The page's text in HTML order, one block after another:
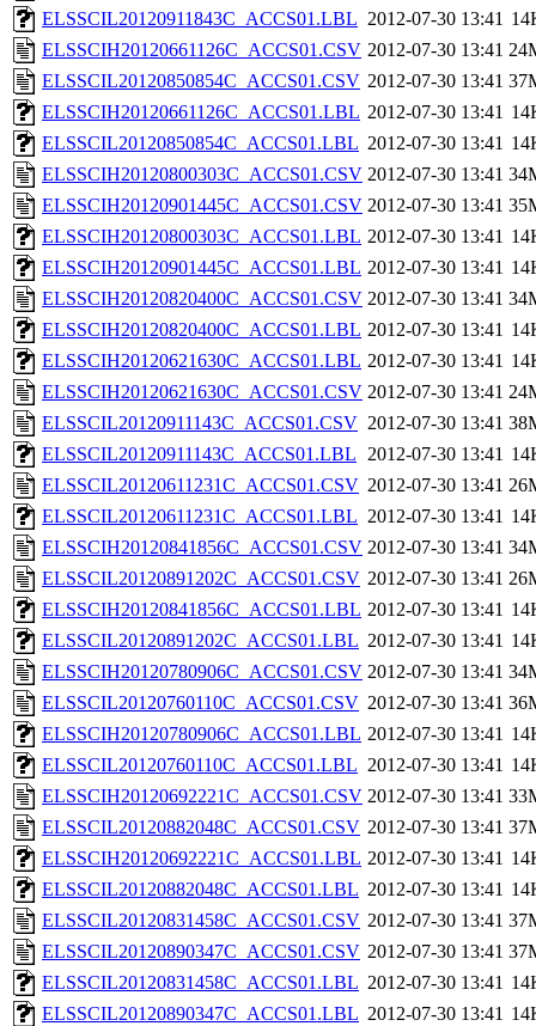
ELSSCIL20120911843C_ACCS01.LBL 2012-07-30 13:41
ELSSCIH20120661126C_ACCS01.CSV 2012-07-30 13:41
ELSSCIL20120850854C_ACCS01.CSV 2012-07-30 13:41
ELSSCIH20120661126C_ACCS01.LBL 2012-07-30 13:41
ELSSCIL20120850854C_ACCS01.LBL 2012-07-30 13:41
ELSSCIH20120800303C_ACCS01.CSV 2012-07-30 13:41
ELSSCIH20120901445C_ACCS01.CSV 2012-07-30 13:41
ELSSCIH20120800303C_ACCS01.LBL 2012-07-30 13:41
ELSSCIH20120901445C_ACCS01.LBL 2012-07-30 13:41
ELSSCIH20120820400C_ACCS01.CSV 2012-07-30 13:41
ELSSCIH20120820400C_ACCS01.LBL 2012-07-30 13:41
ELSSCIH20120621630C_ACCS01.LBL 2012-07-30 13:41
ELSSCIH20120621630C_ACCS01.CSV 2012-07-30 13:41
ELSSCIL20120911143C_ACCS01.CSV 2012-07-30 13:41
ELSSCIL20120911143C_ACCS01.LBL 2012-07-30 13:41
ELSSCIL20120611231C_ACCS01.CSV 2012-07-30 13:41
ELSSCIL20120611231C_ACCS01.LBL 2012-07-30 13:41
ELSSCIH20120841856C_ACCS01.CSV 2012-07-30 13:41
ELSSCIL20120891202C_ACCS01.CSV 2012-07-30 13:41
ELSSCIH20120841856C_ACCS01.LBL 2012-07-30 13:41
ELSSCIL20120891202C_ACCS01.LBL 2012-07-30 13:41
ELSSCIH20120780906C_ACCS01.CSV 2012-07-30 13:41
ELSSCIL20120760110C_ACCS01.CSV 2012-07-30 13:41
ELSSCIH20120780906C_ACCS01.LBL 2012-07-30 13:41
ELSSCIL20120760110C_ACCS01.LBL 2012-07-30 13:41
ELSSCIH20120692221C_ACCS01.CSV 2012-07-30 13:41
ELSSCIL20120882048C_ACCS01.CSV 2012-07-30 13:41
ELSSCIH20120692221C_ACCS01.LBL 2012-07-30 13:41
ELSSCIL20120882048C_ACCS01.LBL 2012-07-30 13:41
ELSSCIL20120831458C_ACCS01.CSV 2012-07-30 13:41
ELSSCIL20120890347C_ACCS01.CSV 2012-07-30 13:41
ELSSCIL20120831458C_ACCS01.LBL 2012-07-30 13:41
ELSSCIL20120890347C_ACCS01.LBL 2012-07-30 13:41